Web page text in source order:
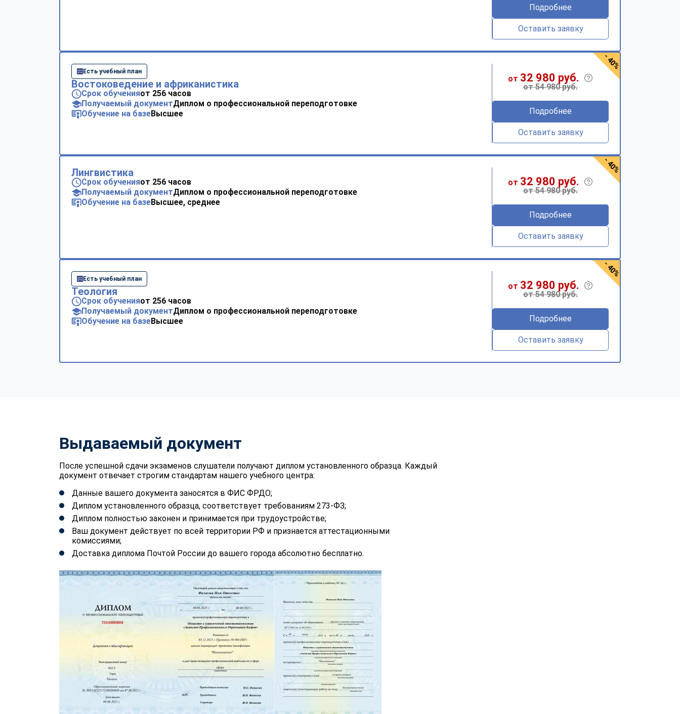
Подробнее
Оставить заявку
Есть учебный план
Востоковедение и африканистика
Срок обученияот 256 часов
Получаемый документДиплом о профессиональной переподготовке
Обучение на базеВысшее
от 32 980 руб.
от 54 980 руб.
Подробнее
Оставить заявку
- 40%
Лингвистика
Срок обученияот 256 часов
Получаемый документДиплом о профессиональной переподготовке
Обучение на базеВысшее, среднее
от 32 980 руб.
от 54 980 руб.
Подробнее
Оставить заявку
- 40%
Есть учебный план
Теология
Срок обученияот 256 часов
Получаемый документДиплом о профессиональной переподготовке
Обучение на базеВысшее
от 32 980 руб.
от 54 980 руб.
Подробнее
Оставить заявку
- 40%
Выдаваемый документ
После успешной сдачи экзаменов слушатели получают диплом установленного образца. Каждый
документ отвечает строгим стандартам нашего учебного центра:
Данные вашего документа заносятся в ФИС ФРДО;
Диплом установленного образца, соответствует требованиям 273-ФЗ;
Диплом полностью законен и принимается при трудоустройстве;
Ваш документ действует по всей территории РФ и признается аттестационными
комиссиями;
Доставка диплома Почтой России до вашего города абсолютно бесплатно.